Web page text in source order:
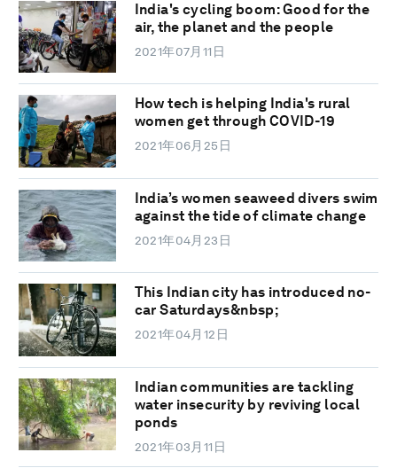
India's cycling boom: Good for the
air, the planet and the people
2021年07月11日
How tech is helping India's rural
women get through COVID-19
2021年06月25日
India’s women seaweed divers swim
against the tide of climate change
2021年04月23日
This Indian city has introduced no-
car Saturdays&nbsp;
2021年04月12日
Indian communities are tackling
water insecurity by reviving local
ponds
2021年03月11日